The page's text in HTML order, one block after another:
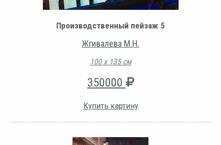
Производственный пейзаж 5
Жгивалева М.Н.
100 х 135 см
350000
Купить картину